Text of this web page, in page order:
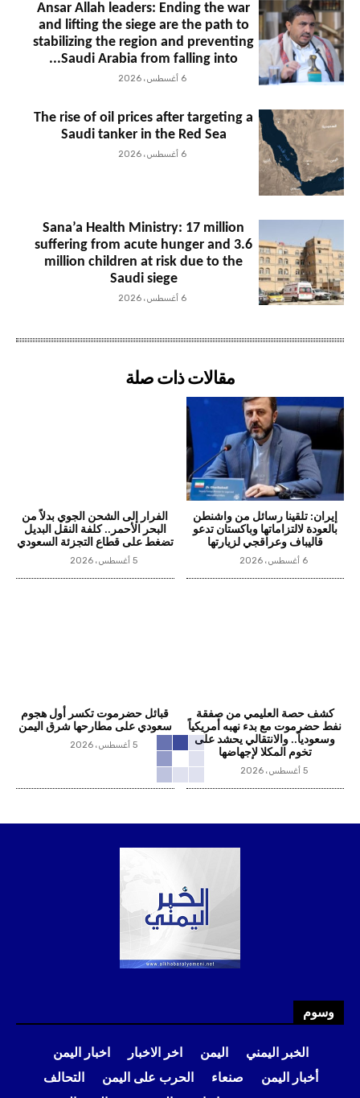
Ansar Allah leaders: Ending the war
and lifting the siege are the path to
stabilizing the region and preventing
Saudi Arabia from falling into...
6 أغسطس، 2026
The rise of oil prices after targeting a
Saudi tanker in the Red Sea
6 أغسطس، 2026
Sana’a Health Ministry: 17 million
suffering from acute hunger and 3.6
million children at risk due to the
Saudi siege
6 أغسطس، 2026
مقالات ذات صلة
إيران: تلقينا رسائل من واشنطن
بالعودة لالتزاماتها وباكستان تدعو
قاليباف وعراقجي لزيارتها
6 أغسطس، 2026
الفرار إلى الشحن الجوي بدلاً من
البحر الأحمر.. كلفة النقل البديل
تضغط على قطاع التجزئة السعودي
5 أغسطس، 2026
كشف حصة العليمي من صفقة
نفط حضرموت مع بدء نهبه أمريكياً
وسعودياً.. والانتقالي يحشد على
تخوم المكلا لإجهاضها
5 أغسطس، 2026
قبائل حضرموت تكسر أول هجوم
سعودي على مطارحها شرق اليمن
5 أغسطس، 2026
وسوم
الخبر اليمني اليمن اخر الاخبار
اخبار اليمن
أخبار اليمن
صنعاء الحرب على اليمن
التحالف